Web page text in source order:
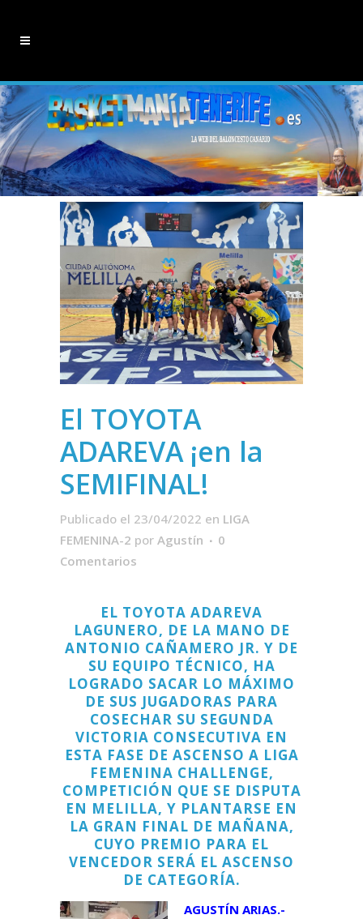
El TOYOTA
ADAREVA ¡en la
SEMIFINAL!
Publicado el 23/04/2022 en LIGA
FEMENINA-2 por Agustín
0
Comentarios
EL TOYOTA ADAREVA
LAGUNERO, DE LA MANO DE
ANTONIO CAÑAMERO JR. Y DE
SU EQUIPO TÉCNICO, HA
LOGRADO SACAR LO MÁXIMO
DE SUS JUGADORAS PARA
COSECHAR SU SEGUNDA
VICTORIA CONSECUTIVA EN
ESTA FASE DE ASCENSO A LIGA
FEMENINA CHALLENGE,
COMPETICIÓN QUE SE DISPUTA
EN MELILLA, Y PLANTARSE EN
LA GRAN FINAL DE MAÑANA,
CUYO PREMIO PARA EL
VENCEDOR SERÁ EL ASCENSO
DE CATEGORÍA.
AGUSTÍN ARIAS.-